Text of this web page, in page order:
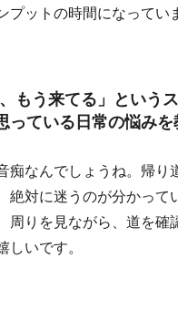
ットの時間になってい
もう来てる」という
ている日常の悩みを
なんでしょうね。帰り
絶対に迷うのが分かって
周りを見ながら、道を
いです。